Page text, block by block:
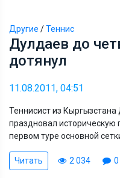
Другие /Теннис
Дулдаев до
дотянул
11.08.2011, 04:51
Теннисист из
праздновал историческую
первом туре основной
Читать 2 034 0